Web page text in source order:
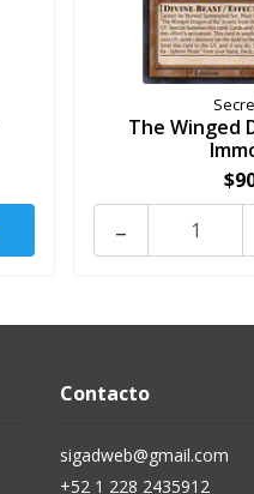
The Winged
-
Contacto
sigadweb@gmail.com
+52 1 228 2435912